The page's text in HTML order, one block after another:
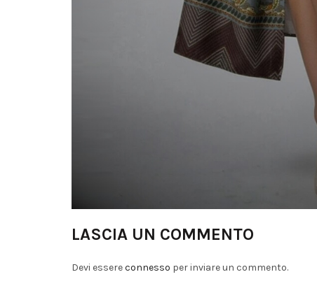
LASCIA UN COMMENTO
Devi essereconnesso per inviare un commento.